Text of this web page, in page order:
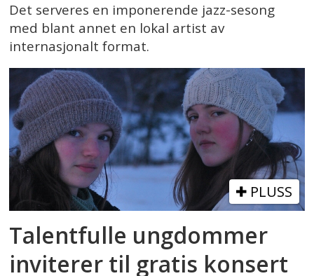
Det serveres en imponerende jazz-sesong
med blant annet en lokal artist av
internasjonalt format.
PLUSS
Talentfulle ungdommer
inviterer til gratis konsert